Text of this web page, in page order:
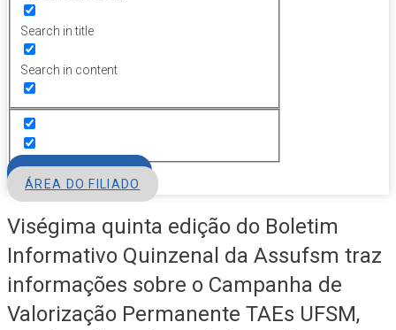
Search in title
Search in content
ÁREA DO FILIADO
Viségima quinta edição do Boletim
Informativo Quinzenal da Assufsm traz
informações sobre o Campanha de
Valorização Permanente TAEs UFSM,